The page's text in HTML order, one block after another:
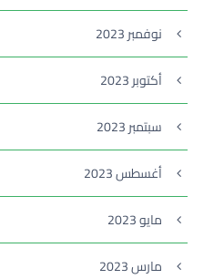
نوفمبر 2023
أكتوبر 2023
سبتمبر 2023
أغسطس 2023
مايو 2023
مارس 2023